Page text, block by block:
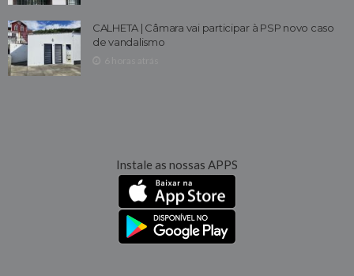
CALHETA | Câmara vai participar à PSP novo caso
de vandalismo
Instale as nossas APPS